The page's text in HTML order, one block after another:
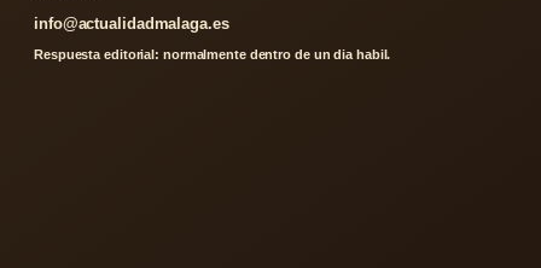
info@actualidadmalaga.es
Respuesta editorial: normalmente dentro de un dia habil.